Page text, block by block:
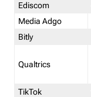
Ediscom
Media Adgo
Bitly
Qualtrics
TikTok